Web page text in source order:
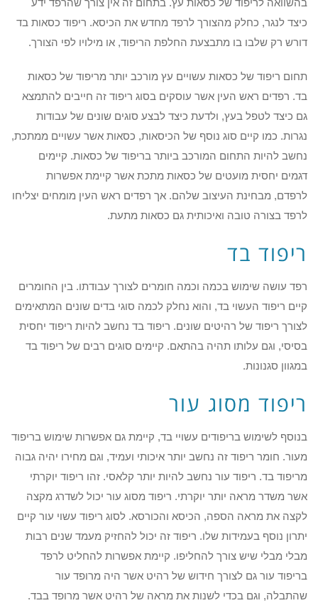
כיצד לנגר, כחלק מהצורך לרפד מחדש את הכיסא. ריפוד כסאות בד
דורש רק שלבו בו מתבצעת החלפת הריפוד, או מילויו לפי הצורך.
תחום ריפוד של כסאות עשויים עץ מורכב יותר מריפוד של כסאות
בד. רפדים ראש העין אשר עוסקים בסוג ריפוד זה חייבים להתמצא
גם כיצד לטפל בעץ, ולדעת כיצד לבצע סוגים שונים של עבודות
נגרות. כמו קיים סוג נוסף של הכיסאות, כסאות אשר עשויים ממתכת,
נחשב להיות התחום המורכב ביותר בריפוד של כסאות. קיימים
דגמים יחסית מועטים של כסאות מתכת אשר קיימת אפשרות
לרפדם, מבחינת העיצוב שלהם. אך רפדים ראש העין מומחים יצליחו
לרפד בצורה טובה ואיכותית גם כסאות מתעת.
ריפוד בד
רפד עושה שימוש בכמה וכמה חומרים לצורך עבודתו. בין החומרים
קיים ריפוד העשוי בד, והוא נחלק לכמה סוגי בדים שונים המתאימים
לצורך ריפוד של רהיטים שונים. ריפוד בד נחשב להיות ריפוד יחסית
בסיסי, וגם עלותו תהיה בהתאם. קיימים סוגים רבים של ריפוד בד
במגוון סגנונות.
ריפוד מסוג עור
בנוסף לשימוש בריפודים עשויי בד, קיימת גם אפשרות שימוש בריפוד
מעור. חומר ריפוד זה נחשב יותר איכותי ועמיד, וגם מחירו יהיה גבוה
מריפוד בד. ריפוד עור נחשב להיות יותר קלאסי. זהו ריפוד יוקרתי
אשר משדר מראה יותר יוקרתי. ריפוד מסוג עור יכול לשדרג מקצה
לקצה את מראה הספה, הכיסא והכורסא. לסוג ריפוד עשוי עור קיים
יתרון נוסף בעמידות שלו. ריפוד זה יכול להחזיק מעמד שנים רבות
מבלי מבלי שיש צורך להחליפו. קיימת אפשרות להחליט לרפד
בריפוד עור גם לצורך חידוש של רהיט אשר היה מרופד עור
שהתבלה, וגם בכדי לשנות את מראה של רהיט אשר מרופד בבד.